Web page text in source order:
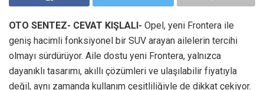
OTO SENTEZ- CEVAT KIŞLALI- Opel, yeni Frontera ile
geniş hacimli fonksiyonel bir SUV arayan ailelerin tercihi
olmayı sürdürüyor. Aile dostu yeni Frontera, yalnızca
dayanıklı tasarımı, akıllı çözümleri ve ulaşılabilir fiyatıyla
değil, aynı zamanda kullanım çeşitliliğiyle de dikkat çekiyor.